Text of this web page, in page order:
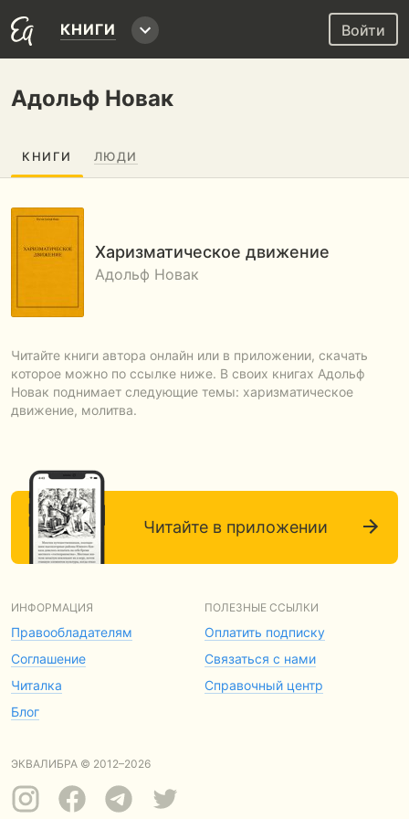
КНИГИ Войти
Адольф Новак
КНИГИ ЛЮДИ
Харизматическое движение
Адольф Новак
Читайте книги автора онлайн или в приложении, скачать
которое можно по ссылке ниже. В своих книгах Адольф
Новак поднимает следующие темы: харизматическое
движение, молитва.
Читайте в приложении
ИНФОРМАЦИЯ
Правообладателям
Соглашение
Читалка
Блог
ПОЛЕЗНЫЕ ССЫЛКИ
Оплатить подписку
Связаться с нами
Справочный центр
ЭКВАЛИБРА © 2012–2026